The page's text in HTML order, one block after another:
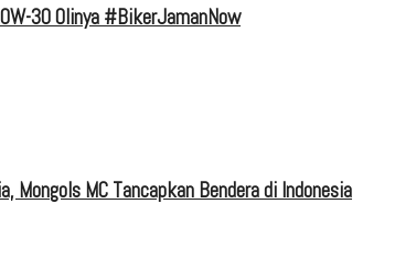
30 Olinya #BikerJamanNow
Mongols MC Tancapkan Bendera di Indonesia